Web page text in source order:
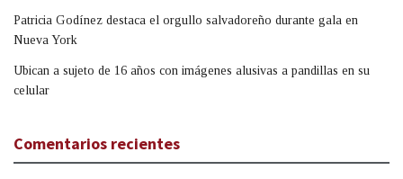
Patricia Godínez destaca el orgullo salvadoreño durante gala en
Nueva York
Ubican a sujeto de 16 años con imágenes alusivas a pandillas en su
celular
Comentarios recientes